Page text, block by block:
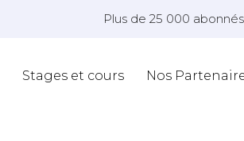
Plus de 25 000
Stages et cours Nos